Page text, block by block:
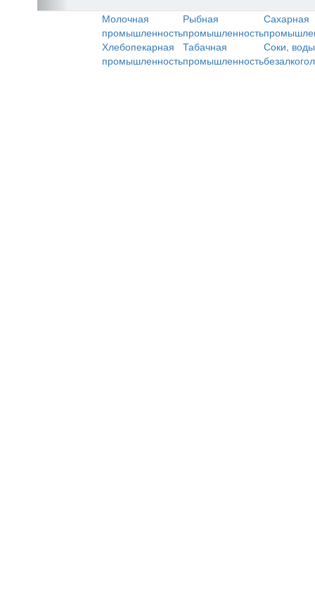
Молочная
промышленность
Рыбная
промышленность
Сахарная
Хлебопекарная
промышленность
Табачная
промышленность
Соки,